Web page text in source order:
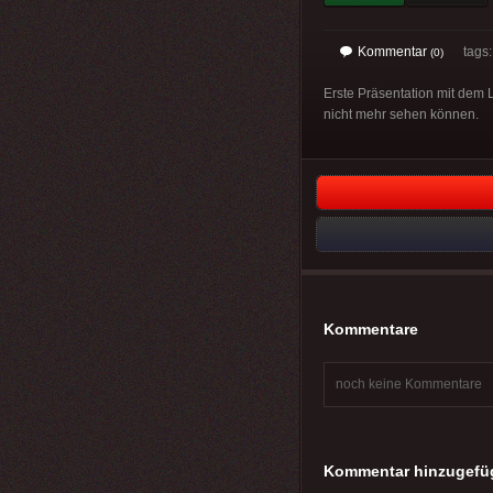
Kommentar (0)
Erste Präsentation mit dem
nicht mehr sehen können.
Kommentare
noch keine Kommentare
Kommentar